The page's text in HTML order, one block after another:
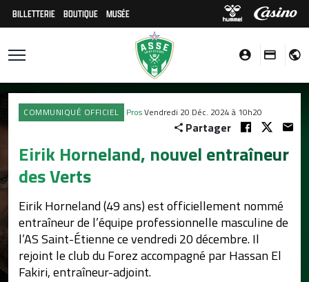
BILLETTERIE BOUTIQUE MUSÉE
COMMUNIQUÉ OFFICIEL ProsVendredi 20 Déc. 2024 à 10h20
Partager
Eirik Horneland, nouvel entraîneur
des Verts
Eirik Horneland (49 ans) est officiellement nommé
entraîneur de l’équipe professionnelle masculine de
l’AS Saint-Étienne ce vendredi 20 décembre. Il
rejoint le club du Forez accompagné par Hassan El
Fakiri, entraîneur-adjoint.